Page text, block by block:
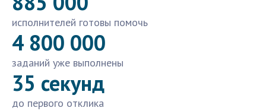
исполнителей готовы помочь
4 800 000
заданий уже выполнены
35 секунд
до первого отклика